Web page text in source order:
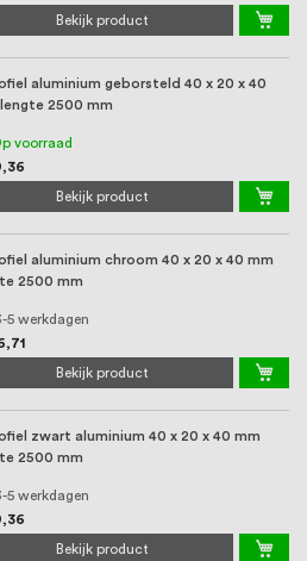
Bekijk product
aluminium geborsteld 40 x 20 x 40
2500 mm
voorraad
Bekijk product
aluminium chroom 40 x 20 x 40 mm
2500 mm
5 werkdagen
Bekijk product
zwart aluminium 40 x 20 x 40 mm
2500 mm
5 werkdagen
Bekijk product